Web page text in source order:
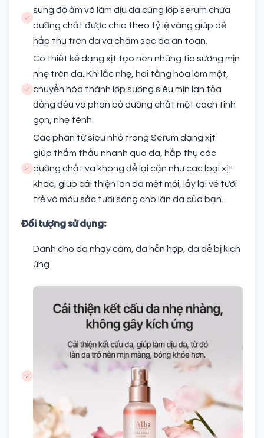
sung độ ẩm và làm dịu da cùng lớp serum chứa
dưỡng chất được chia theo tỷ lệ vàng giúp dễ
hấp thụ trên da và chăm sóc da an toàn.
Có thiết kế dạng xịt tạo nên những tia sương mịn
nhẹ trên da. Khi lắc nhẹ, hai tầng hòa làm một,
chuyển hóa thành lớp sương siêu mịn lan tỏa
đồng đều và phân bố dưỡng chất một cách tinh
gọn, nhẹ tênh.
Các phân tử siêu nhỏ trong Serum dạng xịt
giúp thẩm thấu nhanh qua da, hấp thụ các
dưỡng chất và không để lại cặn như các loại xịt
khác, giúp cải thiện làn da mệt mỏi, lấy lại vẻ tươi
trẻ và màu sắc tươi sáng cho làn da của bạn.
Đối tượng sử dụng:
Dành cho da nhạy cảm, da hỗn hợp, da dễ bị kích
ứng